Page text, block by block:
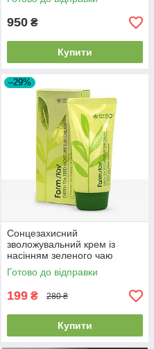
950 ₴
Купити
–29%
Сонцезахисний
зволожувальний крем із
насінням зеленого чаю
FarmStay Green Tea Seed
Moisture Sun Cream SPF50
Готово до відправки
199 ₴ 280 ₴
Купити